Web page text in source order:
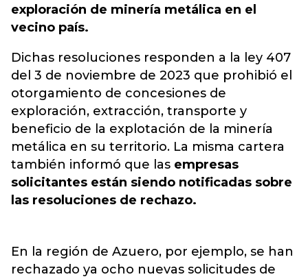
exploración de minería metálica en el
vecino país.
Dichas resoluciones responden a la ley 407
del 3 de noviembre de 2023 que prohibió el
otorgamiento de concesiones de
exploración, extracción, transporte y
beneficio de la explotación de la minería
metálica en su territorio. La misma cartera
también informó que las empresas
solicitantes están siendo notificadas sobre
las resoluciones de rechazo.
En la región de Azuero, por ejemplo, se han
rechazado ya ocho nuevas solicitudes de